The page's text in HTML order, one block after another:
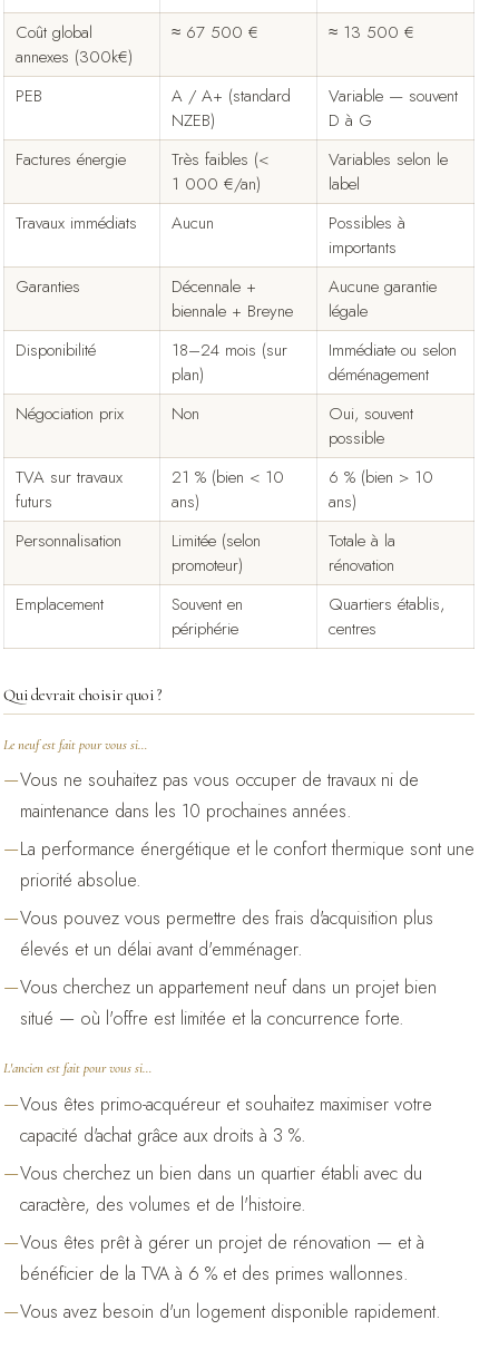
Coût global
annexes (300k€)
≈ 67 500 € ≈ 13 500 €
PEB
A / A+ (standard
NZEB)
Variable — souvent
D à G
Factures énergie
Très faibles (<
1 000 €/an)
Variables selon le
label
Travaux immédiats
Aucun
Possibles à
importants
Garanties
Décennale +
biennale + Breyne
Aucune garantie
légale
Disponibilité
18–24 mois (sur
plan)
Immédiate ou selon
déménagement
Négociation prix
Non
Oui, souvent
possible
TVA sur travaux
futurs
21 % (bien < 10
ans)
6 % (bien > 10
ans)
Personnalisation
Limitée (selon
promoteur)
Totale à la
rénovation
Emplacement
Souvent en
périphérie
Quartiers établis,
centres
Qui devrait choisir quoi ?
Le neuf est fait pour vous si…
Vous ne souhaitez pas vous occuper de travaux ni de
maintenance dans les 10 prochaines années.
La performance énergétique et le confort thermique sont une
priorité absolue.
Vous pouvez vous permettre des frais d'acquisition plus
élevés et un délai avant d'emménager.
Vous cherchez un appartement neuf dans un projet bien
situé — où l'offre est limitée et la concurrence forte.
L'ancien est fait pour vous si…
Vous êtes primo-acquéreur et souhaitez maximiser votre
capacité d'achat grâce aux droits à 3 %.
Vous cherchez un bien dans un quartier établi avec du
caractère, des volumes et de l'histoire.
Vous êtes prêt à gérer un projet de rénovation — et à
bénéficier de la TVA à 6 % et des primes wallonnes.
Vous avez besoin d'un logement disponible rapidement.